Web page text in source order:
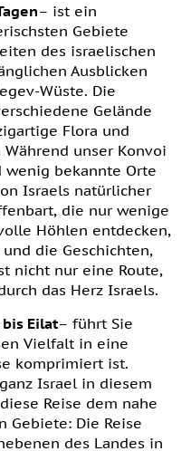
– ist ein
Gebiete
des israelischen
Ausblicken
Wüste. Die
Gelände
Flora und
unser Konvoi
wenig bekannte Orte
Israels natürlicher
die nur wenige
Höhlen entdecken,
die Geschichten,
nicht nur eine Route,
das Herz Israels.
Eilat– führt Sie
Vielfalt in eine
komprimiert ist.
Israel in diesem
Reise dem nahe
Gebiete: Die Reise
des Landes in